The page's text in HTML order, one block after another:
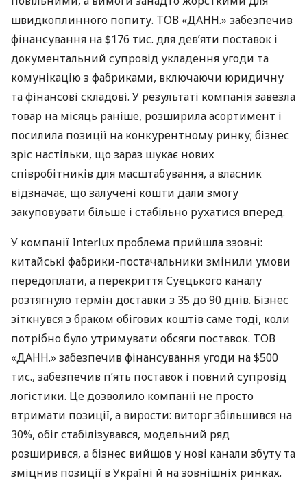
швидкоплинного попиту. ТОВ «ДАНН.» забезпечив
фінансування на $176 тис. для дев’яти поставок і
документальний супровід укладення угоди та
комунікацію з фабриками, включаючи юридичну
та фінансові складові. У результаті компанія завезла
товар на місяць раніше, розширила асортимент і
посилила позиції на конкурентному ринку; бізнес
зріс настільки, що зараз шукає нових
співробітників для масштабування, а власник
відзначає, що залучені кошти дали змогу
закуповувати більше і стабільно рухатися вперед.
У компанії Interlux проблема прийшла ззовні:
китайські фабрики-постачальники змінили умови
передоплати, а перекриття Суецького каналу
розтягнуло термін доставки з 35 до 90 днів. Бізнес
зіткнувся з браком обігових коштів саме тоді, коли
потрібно було утримувати обсяги поставок. ТОВ
«ДАНН.» забезпечив фінансування угоди на $500
тис., забезпечив п’ять поставок і повний супровід
логістики. Це дозволило компанії не просто
втримати позиції, а вирости: виторг збільшився на
30%, обіг стабілізувався, модельний ряд
розширився, а бізнес вийшов у нові канали збуту та
зміцнив позиції в Україні й на зовнішніх ринках.